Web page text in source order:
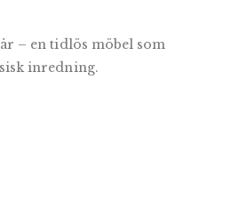
– en tidlös möbel som
inredning.